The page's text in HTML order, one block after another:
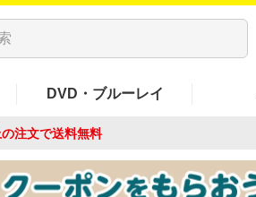
DVD・ブルーレイ
注文で送料無料